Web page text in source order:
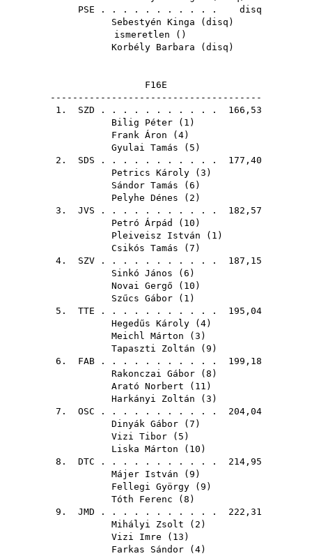
PSE . . . . . . . . . . . disq
Sebestyén Kinga ( disq )
ismeretlen ()
Korbély Barbara ( disq )
F16E
--------------------------------------
1. SZD . . . . . . . . . . . 166,53
Bilig Péter ( 1 )
Frank Áron ( 4)
Gyulai Tamás ( 5 )
2. SDS . . . . . . . . . . . 177,40
Petrics Károly ( 3 )
Sándor Tamás ( 6 )
Pelyhe Dénes ( 2 )
3. JVS . . . . . . . . . . . 182,57
Petró Árpád
( 10 )
Pleiveisz István ( 1 )
Csikós Tamás ( 7 )
4. SZV . . . . . . . . . . . 187,15
Sinkó János ( 6 )
Novai Gergő ( 10 )
Szűcs Gábor ( 1 )
5. TTE . . . . . . . . . . . 195,04
Hegedűs Károly ( 4)
Meichl Márton ( 3 )
Tapaszti Zoltán ( 9 )
6. FAB . . . . . . . . . . . 199,18
Rakonczai Gábor ( 8 )
Arató Norbert ( 11 )
Harkányi Zoltán ( 3 )
7. OSC . . . . . . . . . . . 204,04
Dinyák Gábor ( 7 )
Vizi Tibor ( 5 )
Liska Márton ( 10 )
8. DTC . . . . . . . . . . . 214,95
Májer István ( 9 )
Fellegi György ( 9 )
Tóth Ferenc ( 8 )
9. JMD . . . . . . . . . . . 222,31
Mihályi Zsolt ( 2 )
Vizi Imre ( 13 )
Farkas Sándor ( 4)